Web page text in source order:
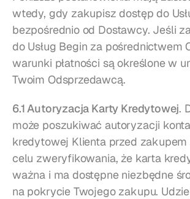
wtedy, gdy zakupisz dostęp do
bezpośrednio od Dostawcy. Jeśli
do Usług Begin za pośrednictwem
warunki płatności są określone w
Twoim Odsprzedawcą.
6.1 Autoryzacja Karty Kredytowej.
może poszukiwać autoryzacji
kredytowej Klienta przed zakupem
celu zweryfikowania, że karta
ważna i ma dostępne niezbędne
na pokrycie Twojego zakupu.